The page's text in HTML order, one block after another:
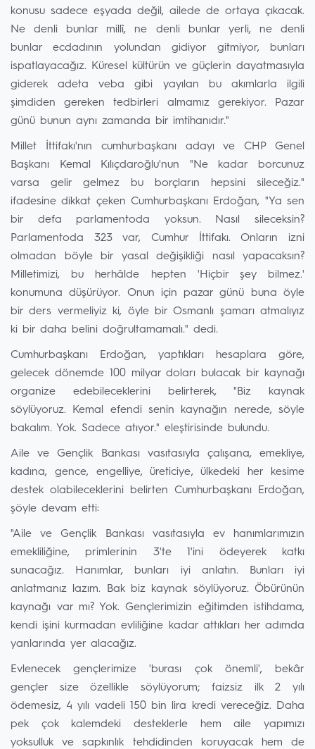
konusu sadece eşyada değil, ailede de ortaya çıkacak.
Ne denli bunlar millî, ne denli bunlar yerli, ne denli
bunlar ecdadının yolundan gidiyor gitmiyor, bunları
ispatlayacağız. Küresel kültürün ve güçlerin dayatmasıyla
giderek adeta veba gibi yayılan bu akımlarla ilgili
şimdiden gereken tedbirleri almamız gerekiyor. Pazar
günü bunun aynı zamanda bir imtihanıdır."
Millet İttifakı'nın cumhurbaşkanı adayı ve CHP Genel
Başkanı Kemal Kılıçdaroğlu'nun "Ne kadar borcunuz
varsa gelir gelmez bu borçların hepsini sileceğiz."
ifadesine dikkat çeken Cumhurbaşkanı Erdoğan, "Ya sen
bir defa parlamentoda yoksun. Nasıl sileceksin?
Parlamentoda 323 var, Cumhur İttifakı. Onların izni
olmadan böyle bir yasal değişikliği nasıl yapacaksın?
Milletimizi, bu herhâlde hepten 'Hiçbir şey bilmez.'
konumuna düşürüyor. Onun için pazar günü buna öyle
bir ders vermeliyiz ki, öyle bir Osmanlı şamarı atmalıyız
ki bir daha belini doğrultamamalı." dedi.
Cumhurbaşkanı Erdoğan, yaptıkları hesaplara göre,
gelecek dönemde 100 milyar doları bulacak bir kaynağı
organize edebileceklerini belirterek, "Biz kaynak
söylüyoruz. Kemal efendi senin kaynağın nerede, söyle
bakalım. Yok. Sadece atıyor." eleştirisinde bulundu.
Aile ve Gençlik Bankası vasıtasıyla çalışana, emekliye,
kadına, gence, engelliye, üreticiye, ülkedeki her kesime
destek olabileceklerini belirten Cumhurbaşkanı Erdoğan,
şöyle devam etti:
"Aile ve Gençlik Bankası vasıtasıyla ev hanımlarımızın
emekliliğine, primlerinin 3'te 1'ini ödeyerek katkı
sunacağız. Hanımlar, bunları iyi anlatın. Bunları iyi
anlatmanız lazım. Bak biz kaynak söylüyoruz. Öbürünün
kaynağı var mı? Yok. Gençlerimizin eğitimden istihdama,
kendi işini kurmadan evliliğine kadar attıkları her adımda
yanlarında yer alacağız.
Evlenecek gençlerimize 'burası çok önemli', bekâr
gençler size özellikle söylüyorum; faizsiz ilk 2 yılı
ödemesiz, 4 yılı vadeli 150 bin lira kredi vereceğiz. Daha
pek çok kalemdeki desteklerle hem aile yapımızı
yoksulluk ve sapkınlık tehdidinden koruyacak hem de